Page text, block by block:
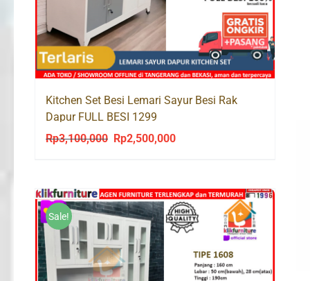
Kitchen Set Besi Lemari Sayur Besi Rak
Dapur FULL BESI 1299
Rp3,100,000
Original
Rp3,100,000.
Rp2,500,000Current
Rp2,500,000.
Sale!